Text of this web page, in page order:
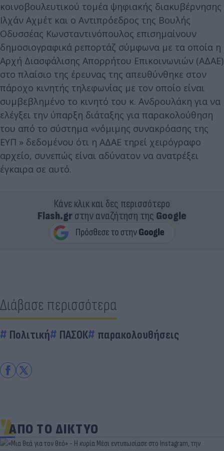
κοινοβουλευτικού τομέα ψηφιακής διακυβέρνησης
Ιλχάν Αχμέτ και ο Αντιπρόεδρος της Βουλής
Οδυσσέας Κωνσταντινόπουλος επισημαίνουν
δημοσιογραφικά ρεπορτάζ σύμφωνα με τα οποία η
Αρχή Διασφάλισης Απορρήτου Επικοινωνιών (ΑΔΑΕ)
στο πλαίσιο της έρευνας της απευθύνθηκε στον
πάροχο κινητής τηλεφωνίας με τον οποίο είναι
συμβεβλημένο το κινητό του κ. Ανδρουλάκη για να
ελέγξει την ύπαρξη διάταξης για παρακολούθηση
του από το σύστημα «νόμιμης συνακρόασης της
ΕΥΠ » δεδομένου ότι η ΑΔΑΕ τηρεί χειρόγραφο
αρχείο, συνεπώς είναι αδύνατον να ανατρέξει
έγκαιρα σε αυτό.
Κάνε κλικ και δες περισσότερο
Flash.grστην αναζήτηση της Google
Διάβασε περισσότερα
Πολιτική ΠΑΣΟΚ παρακολουθήσεις
ΑΠΟ ΤΟ ΔΙΚΤΥΟ